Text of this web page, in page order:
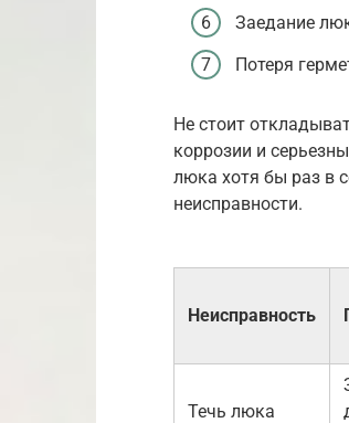
Заедание
Потеря
Не стоит
коррозии и
люка хотя бы раз в
неисправности.
Неисправность
Течь люка